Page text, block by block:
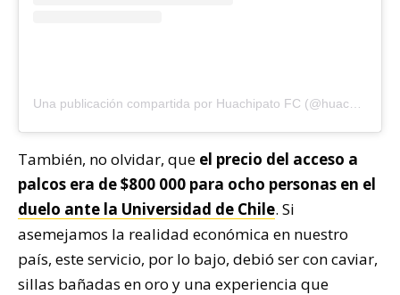
También, no olvidar, que el precio del acceso a
palcos era de $800 000 para ocho personas en el
duelo ante la Universidad de Chile. Si
asemejamos la realidad económica en nuestro
país, este servicio, por lo bajo, debió ser con caviar,
sillas bañadas en oro y una experiencia que